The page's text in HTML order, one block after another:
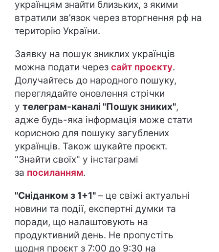
українцям знайти близьких, з якими
втратили зв’язок через вторгнення рф на
територію України.
Заявку на пошук зниклих українців
можна подати через сайт проєкту.
Долучайтесь до народного пошуку,
переглядайте оновлення стрічки
у телеграм-каналі "Пошук зниких",
адже будь-яка інформація може стати
корисною для пошуку загублених
українців. Також шукайте проєкт.
"Знайти своїх" у інстаграмі
за посиланням.
"Сніданком з 1+1" – це свіжі актуальні
новини та події, експертні думки та
поради, що налаштовують на
продуктивний день. Не пропустіть
щодня проєкт з 7:00 до 9:30 на